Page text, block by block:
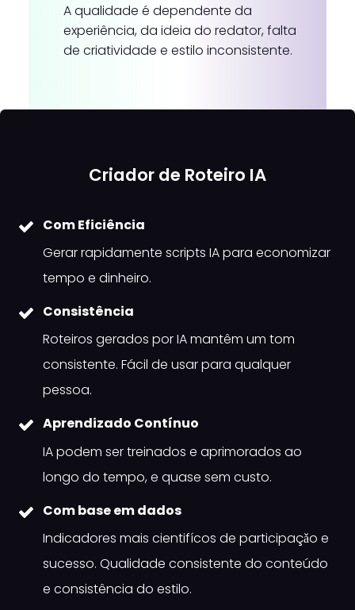
A qualidade é dependente da
experiência, da ideia do redator, falta
de criatividade e estilo inconsistente.
Criador de Roteiro IA
Com Eficiência
Gerar rapidamente scripts IA para economizar
tempo e dinheiro.
Consistência
Roteiros gerados por IA mantêm um tom
consistente. Fácil de usar para qualquer
pessoa.
Aprendizado Contínuo
IA podem ser treinados e aprimorados ao
longo do tempo, e quase sem custo.
Com base em dados
Indicadores mais cientifícos de participaçǎo e
sucesso. Qualidade consistente do conteúdo
e consistência do estilo.